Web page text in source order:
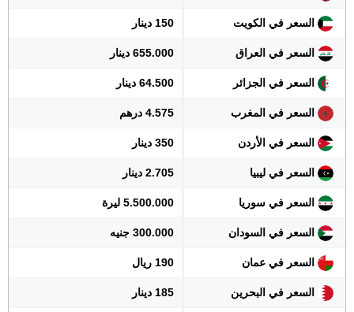
السعر في الكويت 150 دينار
السعر في العراق 655.000 دينار
السعر في الجزائر 64.500 دينار
السعر في المغرب 4.575 درهم
السعر في الأردن 350 دينار
السعر في ليبيا 2.705 دينار
السعر في سوريا 5.500.000 ليرة
السعر في السودان 300.000 جنيه
السعر في عمان 190 ريال
السعر في البحرين 185 دينار